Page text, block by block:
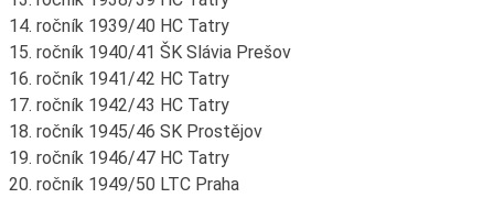
14. ročník 1939/40 HC Tatry
15. ročník 1940/41 ŠK Slávia Prešov
16. ročník 1941/42 HC Tatry
17. ročník 1942/43 HC Tatry
18. ročník 1945/46 SK Prostějov
19. ročník 1946/47 HC Tatry
20. ročník 1949/50 LTC Praha